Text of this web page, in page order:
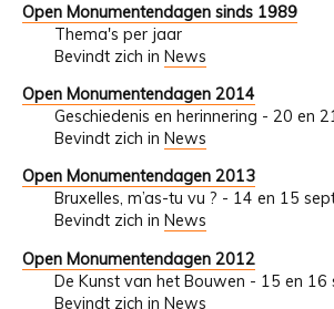
Open Monumentendagen sinds 1989
Thema's per jaar
Bevindt zich in News
Open Monumentendagen 2014
Geschiedenis en herinnering - 20 en
Bevindt zich in News
Open Monumentendagen 2013
Bruxelles, m’as-tu vu ? - 14 en 15
Bevindt zich in News
Open Monumentendagen 2012
De Kunst van het Bouwen - 15 en
Bevindt zich in News